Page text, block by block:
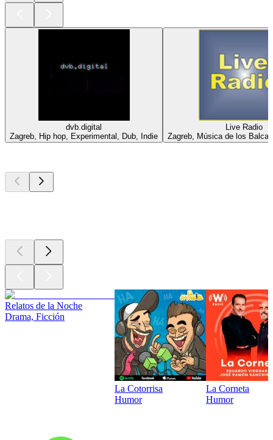
dvb.digital
Zagreb, Hip hop, Experimental, Dub, Indie
Live Radio
Zagreb, Música de los
Relatos de la Noche
Drama, Ficción
La Cotorrisa
Humor
La Corneta
Humor